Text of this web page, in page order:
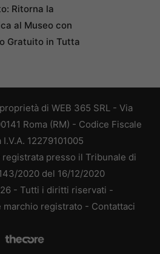
Ritorna la
al Museo con
Gratuito in Tutta
di WEB 365 SRL - Via
Roma (RM) - Codice Fiscale
12279101005
presso il Tribunale di
2020 del 16/12/2020
- Tutti i diritti riservati -
marchio registrato - Contattaci